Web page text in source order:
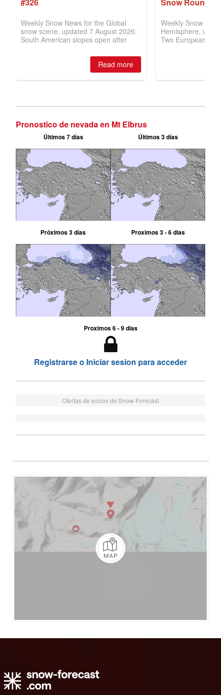
Pronostico de nevada en Mt Elbrus
Últimos 7 días Últimos 3 días
Próximos 3 días Proximos 3 - 6 dias
Proximos 6 - 9 dias
Registrarse o Iniciar sesion para acceder
Ofertas de socios de Snow-Forecast